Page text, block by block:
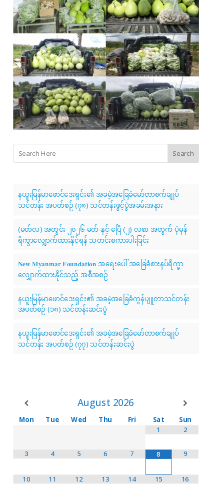
Search
နယူးမြန်မာဖောင်ဒေးရှင်း၏ အခမဲ့အခြေခံမော်တာစက်ချုပ်
သင်တန်း အပတ်စဉ် (၇၈) သင်တန်းဖွင့်ပွဲအခမ်းအနား
(မတ်လ) အတွင်း ၂၀၂၆ မတ် နှင့် ဧပြီ (၂) လစာ အတွက် ပုံမှန်
ရိက္ခာလျှောက်ထားနိုင်ရန် သတင်းစကားပါးခြင်း
𝐍𝐞𝐰 𝐌𝐲𝐚𝐧𝐦𝐚𝐫 𝐅𝐨𝐮𝐧𝐝𝐚𝐭𝐢𝐨𝐧 အရေးပေါ် အခြေခံစားနပ်ရိက္ခာ
လျှောက်ထားနိုင်သည့် အစီအစဉ်
နယူးမြန်မာဖောင်ဒေးရှင်း၏ အခမဲ့အခြေခံကွန်ပျူတာသင်တန်း
အပတ်စဉ် (၁၈) သင်တန်းဆင်းပွဲ
နယူးမြန်မာဖောင်ဒေးရှင်း၏ အခမဲ့အခြေခံမော်တာစက်ချုပ်
သင်တန်း အပတ်စဉ် (၇၇) သင်တန်းဆင်းပွဲ
August 2026
Mon Tue Wed Thu Fri Sat Sun
1 2
3 4 5 6 7 8 9
10 11 12 13 14 15 16